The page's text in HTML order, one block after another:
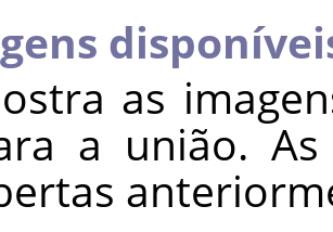
as
a união.